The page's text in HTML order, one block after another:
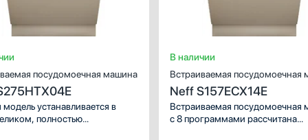
посудомоечная машина
устанавливается в
полностью
В наличии
Встраиваемая посудомоечная
Neff S157ECX14E
Встраиваемая посудомоечная
с 8 программами рассчитана